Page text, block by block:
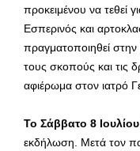
προκειμένου να τεθεί
Εσπερινός και
πραγματοποιηθεί
τους σκοπούς και τις
αφιέρωμα στον ιατρό
Το Σάββατο 8
εκδήλωση. Μετά τον